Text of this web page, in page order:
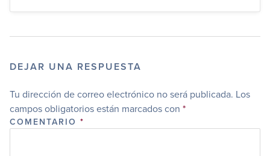
DEJAR UNA RESPUESTA
Tu dirección de correo electrónico no será publicada. Los
campos obligatorios están marcados con *
COMENTARIO *